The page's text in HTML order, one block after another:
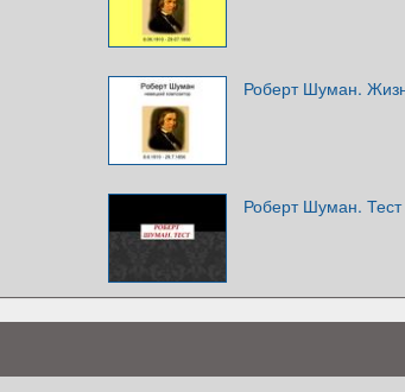
Роберт Шуман.
Роберт Шуман. Тест